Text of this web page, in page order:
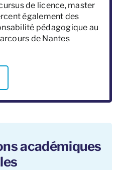
de licence, master
également des
pédagogique au
de Nantes
académiques